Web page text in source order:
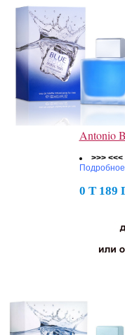
Antonio
>>> <<<
0 Т 189